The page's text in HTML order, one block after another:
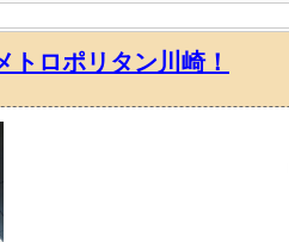
ロポリタン川崎！